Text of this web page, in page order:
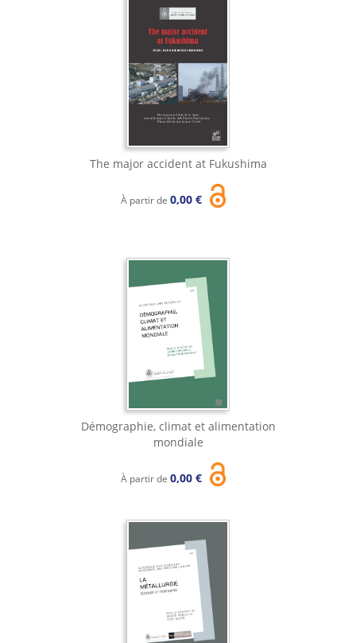
The major accident at Fukushima
À partir de 0,00 €
Démographie, climat et alimentation
mondiale
À partir de 0,00 €